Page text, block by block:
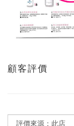
顧客評價